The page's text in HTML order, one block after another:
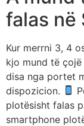
falas në
Kur merrni 3, 4
kjo mund të
disa nga portet
dispozicion.
plotësisht falas
smartphone